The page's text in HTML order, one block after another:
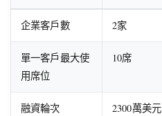
企業客戶數 2家
單一客戶最大使
用席位
10席
融資輪次
2300萬美元